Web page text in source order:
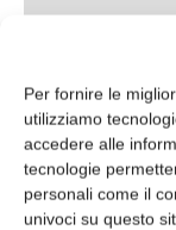
Per fornire le
utilizziamo
accedere alle
tecnologie
personali come il
univoci su questo
Oggetto